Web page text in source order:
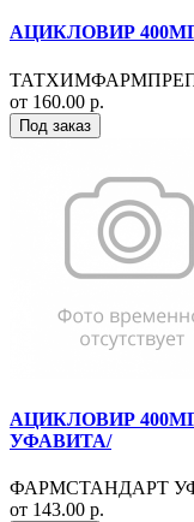
АЦИКЛОВИР
от 160.00 р.
Под заказ
АЦИКЛОВИР
УФАВИТА/
ФАРМСТАНДАРТ
от 143.00 р.